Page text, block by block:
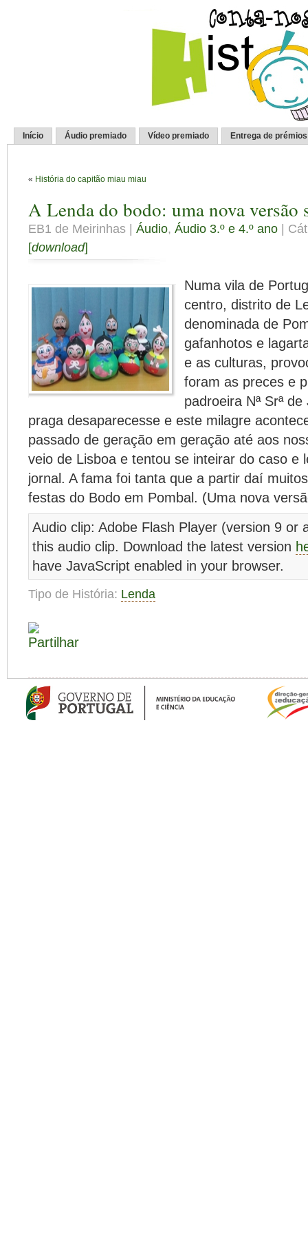
Início Áudio premiado Vídeo premiado Entrega de prémios
« História do capitão miau miau
A Lenda do bodo: uma nova versão
EB1 de Meirinhas | Áudio, Áudio 3.º e 4.º ano |
[download]
Numa vila de
centro, distrito de
denominada de
gafanhotos e
e as culturas,
foram as preces e
padroeira Nª Srª
praga desaparecesse e este milagre
passado de geração em geração até aos
veio de Lisboa e tentou se inteirar do caso e
jornal. A fama foi tanta que a partir daí
festas do Bodo em Pombal. (Uma nova
Audio clip: Adobe Flash Player (version 9 or
this audio clip. Download the latest version
have JavaScript enabled in your browser.
Tipo de História: Lenda